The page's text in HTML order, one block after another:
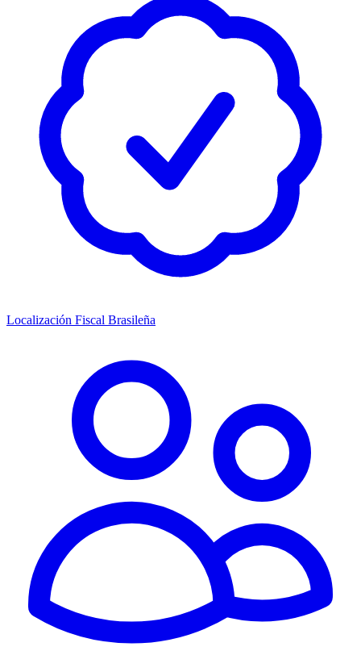
Localización Fiscal Brasileña